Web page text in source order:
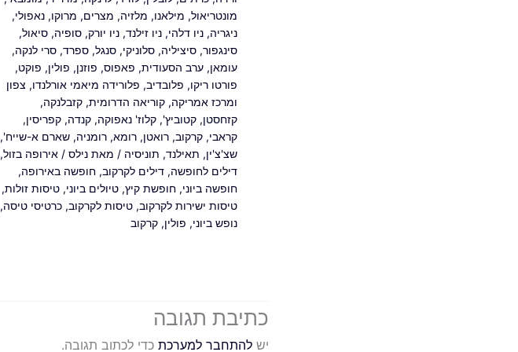
מונטריאול, מילאנו, מלזיה, מצרים, מרוקו, נאפולי,
ניגריה, ניו דלהי, ניו זילנד, ניו יורק, סופיה, סיאול,
סינגפור, סיציליה, סלוניקי, סנגל, ספרד, סרי לנקה,
עומאן, ערב הסעודית, פאפוס, פוזנן, פולין, פוקט,
פורטו ריקו, פלובדיב, פלורידה מיאמי אורלנדו, צפון
ומרכז אמריקה, קוריאה הדרומית, קזבלנקה,
קזחסטן, קטוביץ', קלוז' נאפוקה, קנדה, קפריסין,
קראבי, קרקוב, רואטן, רומא, רומניה, שארם א-שייח',
שצ'צ'ין, תאילנד, תוניסיה / מאת נילס / אירופה בזול,
דילים לחופשה, דילים לקרקוב, חופשה באירופה,
חופשה ביוני, חופשת קיץ, טיולים ביוני, טיסות זולות,
טיסות ישירות לקרקוב, טיסות לקרקוב, כרטיסי טיסה,
נופש ביוני, פולין, קרקוב
כתיבת תגובה
יש להתחבר למערכת כדי לכתוב תגובה.